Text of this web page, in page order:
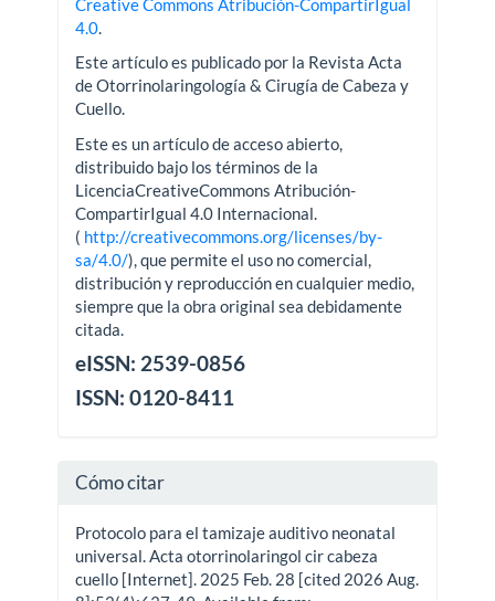
4.0
Este artículo es publicado por la Revista Acta
de Otorrinolaringología & Cirugía de Cabeza y
Cuello.
Este es un artículo de acceso abierto,
distribuido bajo los términos de la
LicenciaCreativeCommons Atribución-
CompartirIgual 4.0 Internacional.
( http://creativecommons.org/licenses/by-
sa/4.0/), que permite el uso no comercial,
distribución y reproducción en cualquier medio,
siempre que la obra original sea debidamente
citada.
eISSN: 2539-0856
ISSN: 0120-8411
Cómo citar
Protocolo para el tamizaje auditivo neonatal
universal. Acta otorrinolaringol cir cabeza
cuello [Internet]. 2025 Feb. 28 [cited 2026 Aug.